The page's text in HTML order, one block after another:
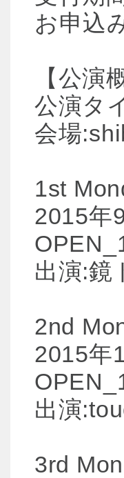
お申込
【公演
公演タ
会場
1st
2015年
出演:鏡
2nd
2015年
出演
3rd